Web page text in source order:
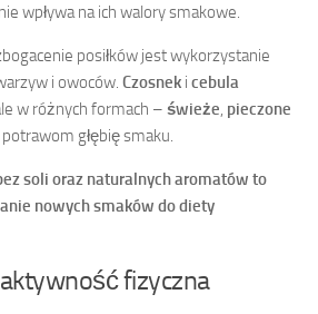
wpływa na ich walory smakowe.
posiłków jest wykorzystanie
i owoców. Czosnek i cebula
w różnych formach – świeże, pieczone
głębię smaku.
soli oraz naturalnych aromatów to
nowych smaków do diety
fizyczna